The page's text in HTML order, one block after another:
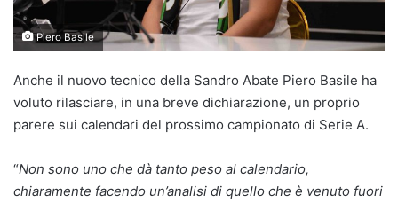
Piero Basile
Anche il nuovo tecnico della Sandro Abate Piero Basile ha
voluto rilasciare, in una breve dichiarazione, un proprio
parere sui calendari del prossimo campionato di Serie A.
“Non sono uno che dà tanto peso al calendario,
chiaramente facendo un’analisi di quello che è venuto fuori